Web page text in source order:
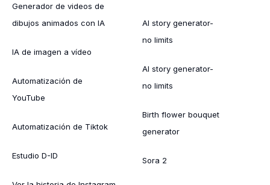
Generador de videos de
dibujos animados con IA
IA de imagen a vídeo
Automatización de
YouTube
Automatización de Tiktok
Estudio D-ID
AI story generator-
no limits
AI story generator-
no limits
Birth flower bouquet
generator
Sora 2